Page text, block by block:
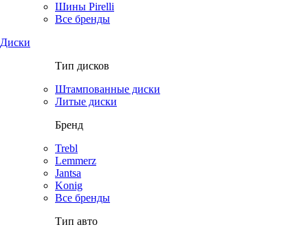
Шины Pirelli
Все бренды
Диски
Тип дисков
Штампованные диски
Литые диски
Бренд
Trebl
Lemmerz
Jantsa
Konig
Все бренды
Тип авто